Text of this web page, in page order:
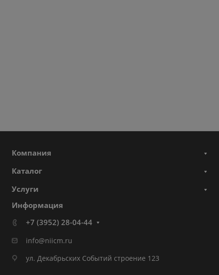
Компания
Каталог
Услуги
Информация
+7 (3952) 28-04-44
info@niicm.ru
ул. Декабрьских Событий строение 123